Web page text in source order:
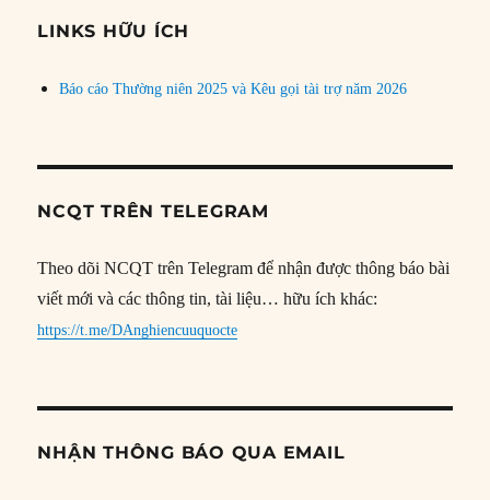
đề
LINKS HỮU ÍCH
Báo cáo Thường niên 2025 và Kêu gọi tài trợ năm 2026
NCQT TRÊN TELEGRAM
Theo dõi NCQT trên Telegram để nhận được thông báo bài
viết mới và các thông tin, tài liệu… hữu ích khác:
https://t.me/DAnghiencuuquocte
NHẬN THÔNG BÁO QUA EMAIL